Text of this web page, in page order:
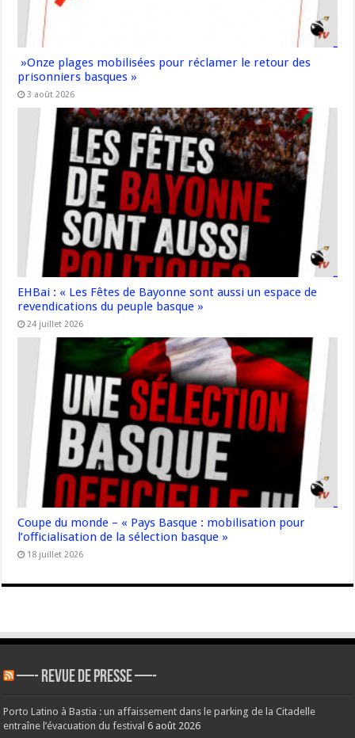
»Onze plages mobilisées pour réclamer le retour des
prisonniers basques »
3 août 2026
EHBai : « Les Fêtes de Bayonne sont aussi un espace de
revendications du peuple basque »
24 juillet 2026
Coupe du monde – « Pays Basque : mobilisation pour
l’officialisation de la sélection basque »
18 juillet 2026
—- REVUE DE PRESSE —-
Porto Latino à Bastia : un affaissement dans le parking de la Citadelle
entraîne l’évacuation du festival 6 août 2026